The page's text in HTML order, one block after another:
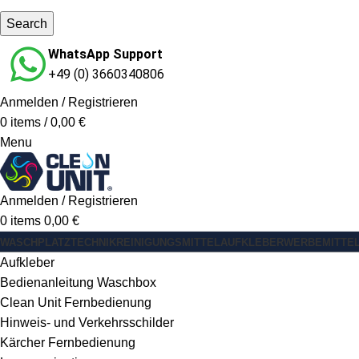
Search
WhatsApp Support
+49 (0) 3660340806
Anmelden / Registrieren
0 items / 0,00 €
Menu
Anmelden / Registrieren
0 items 0,00 €
WASCHPLATZTECHNIK REINIGUNGSMITTELAUFKLEBERWERBEMITTEL
Aufkleber
Bedienanleitung Waschbox
Clean Unit Fernbedienung
Hinweis- und Verkehrsschilder
Kärcher Fernbedienung